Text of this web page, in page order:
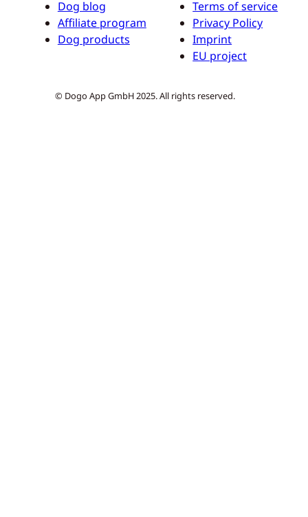
Dog blog
Affiliate program
Dog products
Terms of service
Privacy Policy
Imprint
EU project
© Dogo App GmbH 2025. All rights reserved.